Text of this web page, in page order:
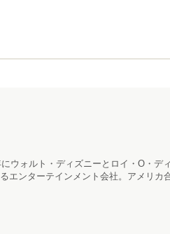
ウォルト・ディズニーとロイ・O・デ
エンターテインメント会社。アメリカ